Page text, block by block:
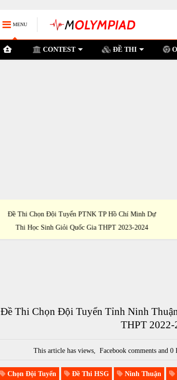
MENU
CONTEST ĐỀ THI
Đề Thi Chọn Đội Tuyển PTNK TP Hồ Chí Minh Dự
Thi Học Sinh Giỏi Quốc Gia THPT 2023-2024
Đề Thi Chọn Đội Tuyển Tỉnh Ninh
THPT 2022-
This article hasviews, Facebook comments and
Chọn Đội Tuyển Đề Thi HSG Ninh Thuận